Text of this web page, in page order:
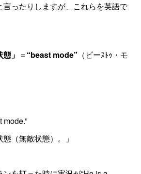
ったりしますが、これらを英語で
」 ＝ “beast mode” （ビーｽﾄｩ・モ
mode.”
態（無敵状態）。」